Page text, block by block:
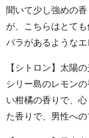
聞いて少し強めの
が、こちらはとて
バラがあるようなエ
【シトロン】太陽
シリー島のレモン
い柑橘の香りで、
た香りで、男性へ